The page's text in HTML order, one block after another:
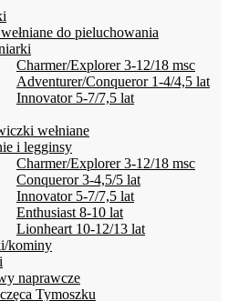
do pieluchowania
Charmer/Explorer 3-12/18 msc
Adventurer/Conqueror 1-4/4,5 lat
Innovator 5-7/7,5 lat
wełniane
i legginsy
Charmer/Explorer 3-12/18 msc
Conqueror 3-4,5/5 lat
Innovator 5-7/7,5 lat
Enthusiast 8-10 lat
Lionheart 10-12/13 lat
kominy
naprawcze
Tymoszku